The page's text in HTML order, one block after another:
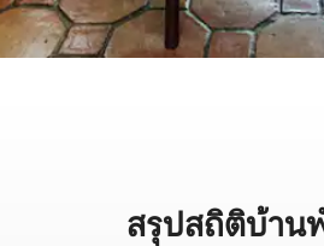
สรุปสถิติบ้าน